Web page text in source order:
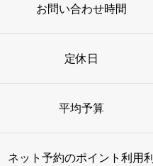
お問い合わせ時間
定休日
平均予算
ネット予約のポイント利用利